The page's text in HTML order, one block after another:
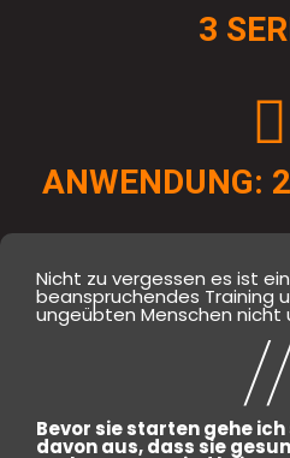
3
ANWENDUNG:
Nicht zu vergessen es ist
beanspruchendes Training
ungeübten Menschen
Bevor sie starten gehe
davon aus, dass sie